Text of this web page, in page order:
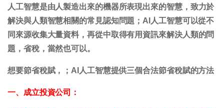
人工智慧是由人製造出來的機器所表現出來的智慧，致力於
解決與人類智慧相關的常見認知問題；AI人工智慧可以從不
同來源收集大量資料，再從中取得有用資訊來解決人類的問
題，省稅，當然也可以。
想要節省稅賦，；AI人工智慧提供三個合法節省稅賦的方法
一、成立投資公司：